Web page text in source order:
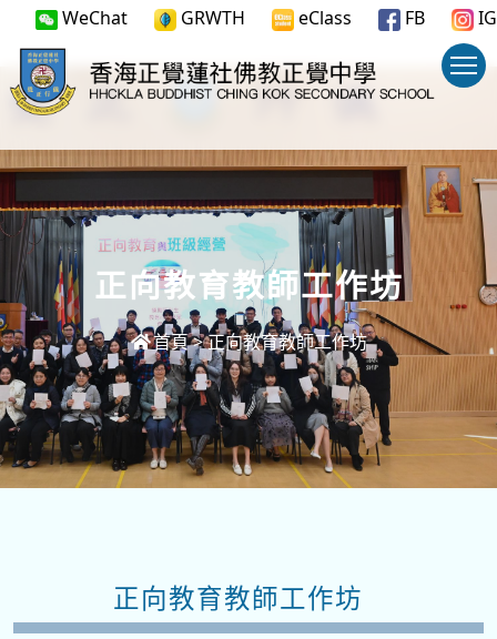
WeChat GRWTH eClass FB IG
正向教育教師工作坊
首頁>正向教育教師工作坊
正向教育教師工作坊